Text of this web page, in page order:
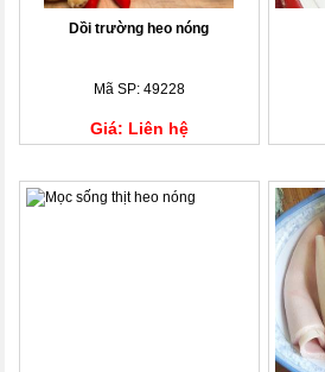
Dồi trường heo nóng
Mã SP: 49228
Giá: Liên hệ